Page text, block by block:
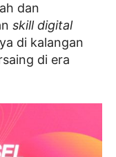
dan
skill digital
di kalangan
di era